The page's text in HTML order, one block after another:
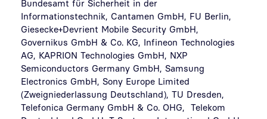
Bundesamt für Sicherheit in der
Informationstechnik, Cantamen GmbH, FU Berlin,
Giesecke+Devrient Mobile Security GmbH,
Governikus GmbH & Co. KG, Infineon Technologies
AG, KAPRION Technologies GmbH, NXP
Semiconductors Germany GmbH, Samsung
Electronics GmbH, Sony Europe Limited
(Zweigniederlassung Deutschland), TU Dresden,
Telefonica Germany GmbH & Co. OHG, Telekom